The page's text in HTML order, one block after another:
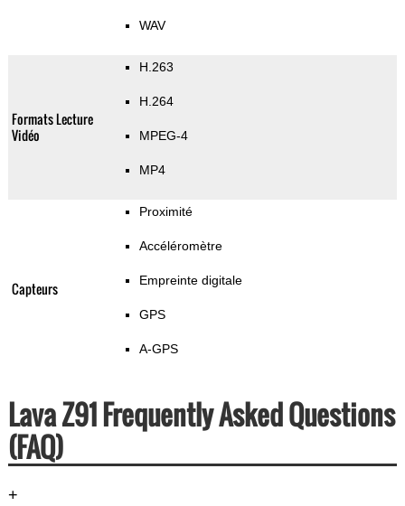
WAV
Formats Lecture
Vidéo
H.263
H.264
MPEG-4
MP4
Capteurs
Proximité
Accéléromètre
Empreinte digitale
GPS
A-GPS
Lava Z91 Frequently Asked Questions
(FAQ)
+